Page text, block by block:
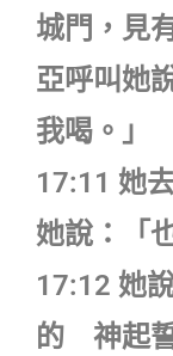
城門，見
亞呼叫她
我喝。」
17:11 她
她說：「
17:12 她
的 神起